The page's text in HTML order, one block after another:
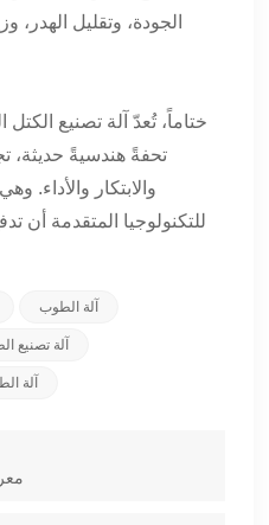
الجودة، وتقليل الهدر،
ختاماً، تُعدّ آلة تصنيع
تحفةً هندسيةً حديثة،
والابتكار
للتكنولوجيا المتقدمة أن
آلة الطوب
آلة تصنيع
آلة